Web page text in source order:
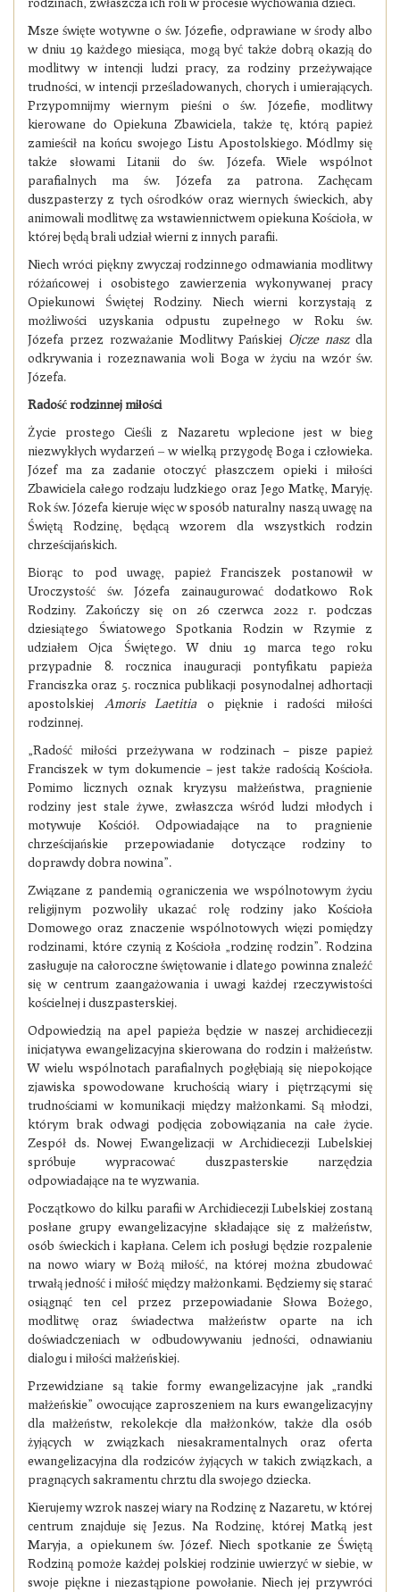
Msze święte wotywne o św. Józefie, odprawiane w środy albo
w dniu 19 każdego miesiąca, mogą być także dobrą okazją do
modlitwy w intencji ludzi pracy, za rodziny przeżywające
trudności, w intencji prześladowanych, chorych i umierających.
Przypomnijmy wiernym pieśni o św. Józefie, modlitwy
kierowane do Opiekuna Zbawiciela, także tę, którą papież
zamieścił na końcu swojego Listu Apostolskiego. Módlmy się
także słowami Litanii do św. Józefa. Wiele wspólnot
parafialnych ma św. Józefa za patrona. Zachęcam
duszpasterzy z tych ośrodków oraz wiernych świeckich, aby
animowali modlitwę za wstawiennictwem opiekuna Kościoła, w
której będą brali udział wierni z innych parafii.
Niech wróci piękny zwyczaj rodzinnego odmawiania modlitwy
różańcowej i osobistego zawierzenia wykonywanej pracy
Opiekunowi Świętej Rodziny. Niech wierni korzystają z
możliwości uzyskania odpustu zupełnego w Roku św.
Józefa przez rozważanie Modlitwy Pańskiej Ojcze nasz dla
odkrywania i rozeznawania woli Boga w życiu na wzór św.
Józefa.
Radość rodzinnej miłości
Życie prostego Cieśli z Nazaretu wplecione jest w bieg
niezwykłych wydarzeń ‒ w wielką przygodę Boga i człowieka.
Józef ma za zadanie otoczyć płaszczem opieki i miłości
Zbawiciela całego rodzaju ludzkiego oraz Jego Matkę, Maryję.
Rok św. Józefa kieruje więc w sposób naturalny naszą uwagę na
Świętą Rodzinę, będącą wzorem dla wszystkich rodzin
chrześcijańskich.
Biorąc to pod uwagę, papież Franciszek postanowił w
Uroczystość św. Józefa zainaugurować dodatkowo Rok
Rodziny. Zakończy się on 26 czerwca 2022 r. podczas
dziesiątego Światowego Spotkania Rodzin w Rzymie z
udziałem Ojca Świętego. W dniu 19 marca tego roku
przypadnie 8. rocznica inauguracji pontyfikatu papieża
Franciszka oraz 5. rocznica publikacji posynodalnej adhortacji
apostolskiej Amoris Laetitiao pięknie i radości miłości
rodzinnej.
„Radość miłości przeżywana w rodzinach – pisze papież
Franciszek w tym dokumencie – jest także radością Kościoła.
Pomimo licznych oznak kryzysu małżeństwa, pragnienie
rodziny jest stale żywe, zwłaszcza wśród ludzi młodych i
motywuje Kościół. Odpowiadające na to pragnienie
chrześcijańskie przepowiadanie dotyczące rodziny to
doprawdy dobra nowina”.
Związane z pandemią ograniczenia we wspólnotowym życiu
religijnym pozwoliły ukazać rolę rodziny jako Kościoła
Domowego oraz znaczenie wspólnotowych więzi pomiędzy
rodzinami, które czynią z Kościoła „rodzinę rodzin”. Rodzina
zasługuje na całoroczne świętowanie i dlatego powinna znaleźć
się w centrum zaangażowania i uwagi każdej rzeczywistości
kościelnej i duszpasterskiej.
Odpowiedzią na apel papieża będzie w naszej archidiecezji
inicjatywa ewangelizacyjna skierowana do rodzin i małżeństw.
W wielu wspólnotach parafialnych pogłębiają się niepokojące
zjawiska spowodowane kruchością wiary i piętrzącymi się
trudnościami w komunikacji między małżonkami. Są młodzi,
którym brak odwagi podjęcia zobowiązania na całe życie.
Zespół ds. Nowej Ewangelizacji w Archidiecezji Lubelskiej
spróbuje wypracować duszpasterskie narzędzia
odpowiadające na te wyzwania.
Początkowo do kilku parafii w Archidiecezji Lubelskiej zostaną
posłane grupy ewangelizacyjne składające się z małżeństw,
osób świeckich i kapłana. Celem ich posługi będzie rozpalenie
na nowo wiary w Bożą miłość, na której można zbudować
trwałą jedność i miłość między małżonkami. Będziemy się starać
osiągnąć ten cel przez przepowiadanie Słowa Bożego,
modlitwę oraz świadectwa małżeństw oparte na ich
doświadczeniach w odbudowywaniu jedności, odnawianiu
dialogu i miłości małżeńskiej.
Przewidziane są takie formy ewangelizacyjne jak „randki
małżeńskie” owocujące zaproszeniem na kurs ewangelizacyjny
dla małżeństw, rekolekcje dla małżonków, także dla osób
żyjących w związkach niesakramentalnych oraz oferta
ewangelizacyjna dla rodziców żyjących w takich związkach, a
pragnących sakramentu chrztu dla swojego dziecka.
Kierujemy wzrok naszej wiary na Rodzinę z Nazaretu, w której
centrum znajduje się Jezus. Na Rodzinę, której Matką jest
Maryja, a opiekunem św. Józef. Niech spotkanie ze Świętą
Rodziną pomoże każdej polskiej rodzinie uwierzyć w siebie, w
swoje piękne i niezastąpione powołanie. Niech jej przywróci